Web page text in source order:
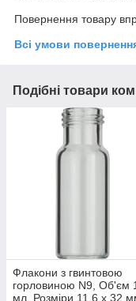
Повернення товару
Всі умови
Подібні товари
Флакони з гвинтовою
горловиною N9, Об'єм
мл, Розміри 11,6 x 32